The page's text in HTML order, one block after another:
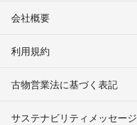
会社概要
利用規約
古物営業法に基づく表記
サステナビリティメッセージ